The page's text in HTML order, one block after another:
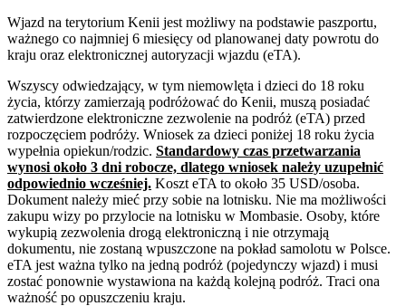
Wjazd na terytorium Kenii jest możliwy na podstawie paszportu,
ważnego co najmniej 6 miesięcy od planowanej daty powrotu do
kraju oraz elektronicznej autoryzacji wjazdu (eTA).
Wszyscy odwiedzający, w tym niemowlęta i dzieci do 18 roku
życia, którzy zamierzają podróżować do Kenii, muszą posiadać
zatwierdzone elektroniczne zezwolenie na podróż (eTA) przed
rozpoczęciem podróży. Wniosek za dzieci poniżej 18 roku życia
wypełnia opiekun/rodzic. Standardowy czas przetwarzania
wynosi około 3 dni robocze, dlatego wniosek należy uzupełnić
odpowiednio wcześniej. Koszt eTA to około 35 USD/osoba.
Dokument należy mieć przy sobie na lotnisku. Nie ma możliwości
zakupu wizy po przylocie na lotnisku w Mombasie. Osoby, które
wykupią zezwolenia drogą elektroniczną i nie otrzymają
dokumentu, nie zostaną wpuszczone na pokład samolotu w Polsce.
eTA jest ważna tylko na jedną podróż (pojedynczy wjazd) i musi
zostać ponownie wystawiona na każdą kolejną podróż. Traci ona
ważność po opuszczeniu kraju.